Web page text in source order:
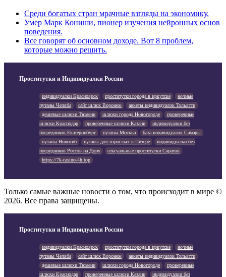
Среди богатых стран мрачные взгляды на экономику.
Умер Марк Кониши, пионер изучения нейронных основ
поведения.
Все говорят об основном доходе. Вот 8 проблем,
которые можно решить.
Проститутки и Индивидуалки России
индивидуалки Красноярск проститутки города в иркутске
ночные
путаны Челяба
сайт шлюх Воронеж
анкеты индивидуалок Тольятти
дешевые шлюхи Тюмени
шлюхи города Новогороде
проверенные
шлюхи Краснодар
проверенные шлюхи Казани
индивидуалки без
посредников Екатеринбург
путаны Москва
база индивидуалок Самары
путаны Новосиб
путаны для взрослых в Питере
индивидуалки без
посредников Ростов на Дону
сексуальные проститутки Саратов
https://7k-casino-4h.top
Только самые важные новости о том, что происходит в мире ©
2026. Все права защищены.
Проститутки и Индивидуалки России
индивидуалки Красноярск проститутки города в иркутске
ночные
путаны Челяба
сайт шлюх Воронеж
анкеты индивидуалок Тольятти
дешевые шлюхи Тюмени
шлюхи города Новогороде
проверенные
шлюхи Краснодар
проверенные шлюхи Казани индивидуалки без